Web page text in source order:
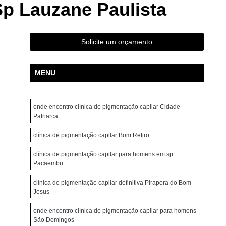
para Iniciantes Rio Grande da Serra
Curso de Pigmentação Capilar Ribeirão Pires
Capilar São Caetano do Sul
Micropigmentação Santo André
Presencial Mauá
Micropigmentação Capilar 3d
Micropigmentação Capilar Masculina
Micropigmentação Capilar para Calvície
Micropigmentação Capilar para Homens
Micropigmentação Cabelo Feminino
Lauzane Paulista
Solicite um orçamento
MENU
onde encontro clínica de pigmentação capilar Cidade
Patriarca
clínica de pigmentação capilar Bom Retiro
clínica de pigmentação capilar para homens em sp
Pacaembu
clínica de pigmentação capilar definitiva Pirapora do Bom
Jesus
onde encontro clínica de pigmentação capilar para homens
São Domingos